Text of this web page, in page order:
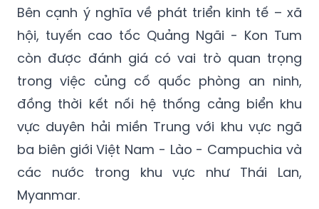
Bên cạnh ý nghĩa về phát triển kinh tế – xã
hội, tuyến cao tốc Quảng Ngãi - Kon Tum
còn được đánh giá có vai trò quan trọng
trong việc củng cố quốc phòng an ninh,
đồng thời kết nối hệ thống cảng biển khu
vực duyên hải miền Trung với khu vực ngã
ba biên giới Việt Nam - Lào - Campuchia và
các nước trong khu vực như Thái Lan,
Myanmar.